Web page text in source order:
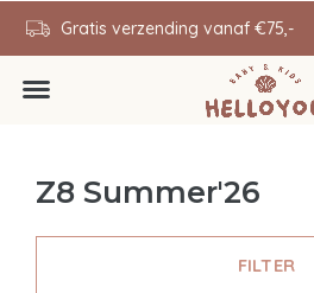
Gratis verzending vanaf €75,-
Z8 Summer'26
FILTER